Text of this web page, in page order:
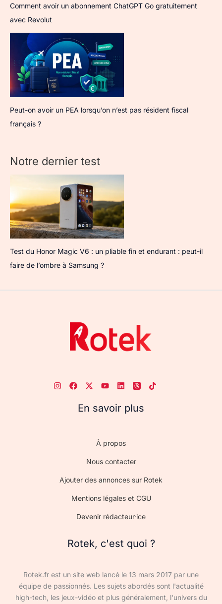
Comment avoir un abonnement ChatGPT Go gratuitement
avec Revolut
Peut-on avoir un PEA lorsqu’on n’est pas résident fiscal
français ?
Notre dernier test
Test du Honor Magic V6 : un pliable fin et endurant : peut-il
faire de l’ombre à Samsung ?
En savoir plus
À propos
Nous contacter
Ajouter des annonces sur Rotek
Mentions légales et CGU
Devenir rédacteur·ice
Rotek, c'est quoi ?
Rotek.fr est un site web lancé le 13 mars 2017 par une
équipe de passionnés. Les sujets abordés sont l'actualité
high-tech, les jeux-vidéo et plus généralement, l'univers du